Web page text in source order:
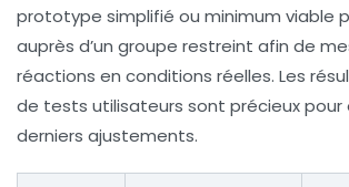
prototype simplifié ou minimum viable
auprès d’un groupe restreint afin de
réactions en conditions réelles. Les
de tests utilisateurs sont précieux
derniers ajustements.